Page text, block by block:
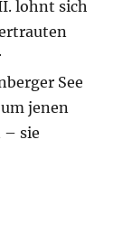
lohnt sich
See
jenen
– sie